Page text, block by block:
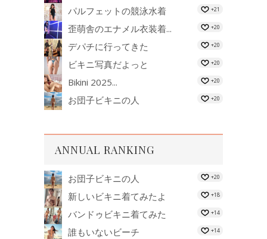
パルフェットの競泳水着 +21
歪萌舎のエナメル衣装着... +20
デパチに行ってきた +20
ビキニ写真だよっと +20
Bikini 2025... +20
お団子ビキニの人 +20
ANNUAL RANKING
お団子ビキニの人 +20
新しいビキニ着てみたよ +18
バンドゥビキニ着てみた +14
誰もいないビーチ +14